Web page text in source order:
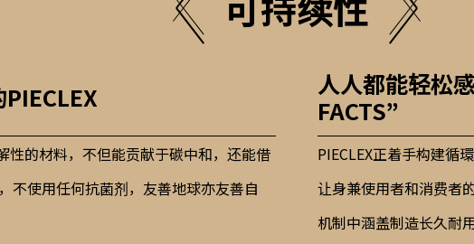
性的材料，不但能贡献于碳中和，还能借
不使用任何抗菌剂，友善地球亦友善自
人人都能轻松
FACTS”
PIECLEX正着手构建循
让身兼使用者和消费者
机制中涵盖制造长久耐